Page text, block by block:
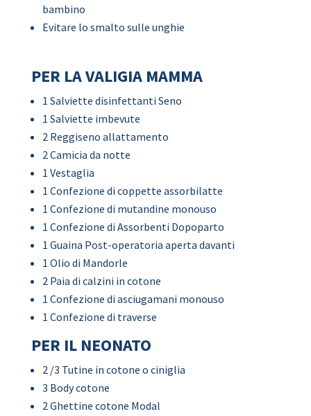
bambino
Evitare lo smalto sulle unghie
PER LA VALIGIA MAMMA
1 Salviette disinfettanti Seno
1 Salviette imbevute
2 Reggiseno allattamento
2 Camicia da notte
1 Vestaglia
1 Confezione di coppette assorbilatte
1 Confezione di mutandine monouso
1 Confezione di Assorbenti Dopoparto
1 Guaina Post-operatoria aperta davanti
1 Olio di Mandorle
2 Paia di calzini in cotone
1 Confezione di asciugamani monouso
1 Confezione di traverse
PER IL NEONATO
2 /3 Tutine in cotone o ciniglia
3 Body cotone
2 Ghettine cotone Modal